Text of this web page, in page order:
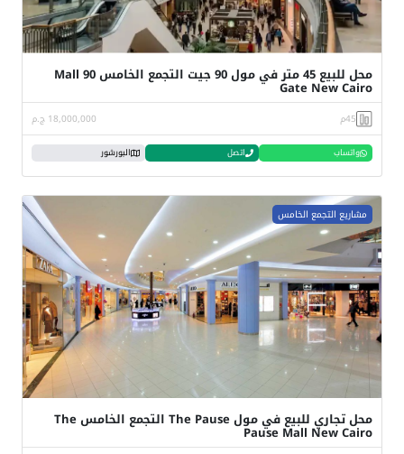
محل للبيع 45 متر في مول 90 جيت التجمع الخامس Mall 90
Gate New Cairo
45م 18,000,000 ج.م
واتساب اتصل البورشور
مشاريع التجمع الخامس
محل تجاري للبيع في مول The Pause التجمع الخامس The
Pause Mall New Cairo